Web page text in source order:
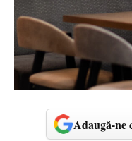
Adaugă-ne